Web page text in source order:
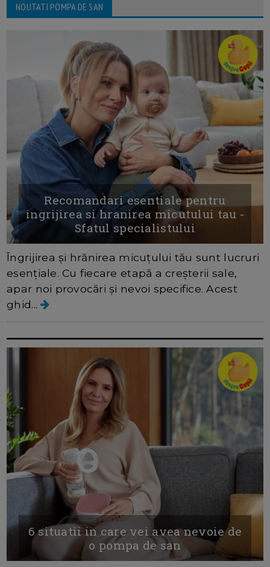
NOUTATI POMPA DE SAN
Recomandari esentiale pentru
ingrijirea si hranirea micutului tau -
Sfatul specialistului
Îngrijirea și hrănirea micuțului tău sunt lucruri
esențiale. Cu fiecare etapă a creșterii sale,
apar noi provocări și nevoi specifice. Acest
ghid...
6 situatii in care vei avea nevoie de
o pompa de san